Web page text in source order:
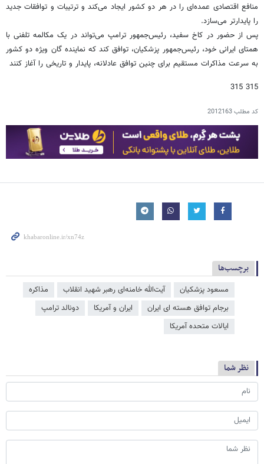
منافع اقتصادی عمده‌ای را در هر دو کشور ایجاد می‌کند و ترتیبات و توافقات جدید
را پایدارتر می‌سازد.
پس از حضور در کاخ سفید، رئیس‌جمهور ترامپ می‌تواند در یک مکالمه تلفنی با
همتای ایرانی خود، رئیس‌جمهور پزشکیان، توافق کند که نماینده گان ویژه دو کشور
به ‌سرعت مذاکرات مستقیم برای چنین توافق عادلانه، پایدار و تاریخی را آغاز کنند
315 315
کد مطلب2012163
برچسب‌ها
مسعود پزشکیان آیت‌الله خامنه‌ای رهبر شهید انقلاب
مذاکره
برجام توافق هسته ای ایران
ایران و آمریکا
دونالد ترامپ
ایالات متحده آمریکا
نظر شما